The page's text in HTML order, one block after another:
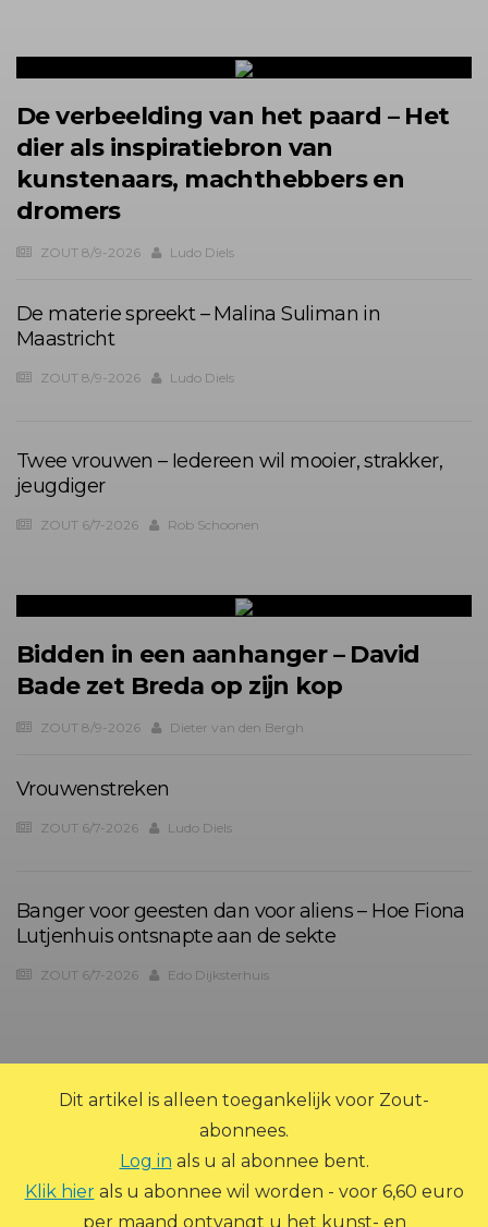
Dit artikel is alleen toegankelijk voor Zout-
abonnees.
Log in als u al abonnee bent.
Klik hierals u abonnee wil worden - voor 6,60 euro
per maand ontvangt u het kunst- en
De verbeelding van het paard – Het
dier als inspiratiebron van
kunstenaars, machthebbers en
dromers
ZOUT 8/9-2026 Ludo Diels
De materie spreekt – Malina Suliman in
Maastricht
ZOUT 8/9-2026 Ludo Diels
Twee vrouwen – Iedereen wil mooier, strakker,
jeugdiger
ZOUT 6/7-2026 Rob Schoonen
Bidden in een aanhanger – David
Bade zet Breda op zijn kop
ZOUT 8/9-2026 Dieter van den Bergh
Vrouwenstreken
ZOUT 6/7-2026 Ludo Diels
Banger voor geesten dan voor aliens – Hoe Fiona
Lutjenhuis ontsnapte aan de sekte
ZOUT 6/7-2026 Edo Dijksterhuis